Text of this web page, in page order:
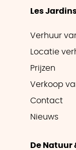
Les
Verhuur
Locatie
Prijzen
Verkoop
Contact
Nieuws
De Natuur